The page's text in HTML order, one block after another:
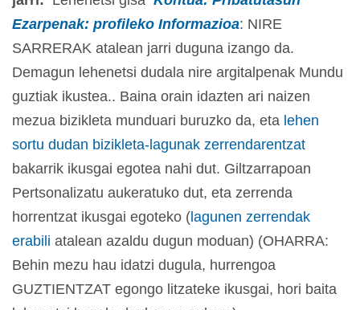
Ezarpenak: profileko Informazioa: NIRE
SARRERAK atalean jarri duguna izango da.
Demagun lehenetsi dudala nire argitalpenak Mundu
guztiak ikustea.. Baina orain idazten ari naizen
mezua bizikleta munduari buruzko da, eta lehen
sortu dudan bizikleta-lagunak zerrendarentzat
bakarrik ikusgai egotea nahi dut. Giltzarrapoan
Pertsonalizatu aukeratuko dut, eta zerrenda
horrentzat ikusgai egoteko ( lagunen zerrendak
erabili atalean azaldu dugun moduan) (OHARRA:
Behin mezu hau idatzi dugula, hurrengoa
GUZTIENTZAT egongo litzateke ikusgai, hori baita